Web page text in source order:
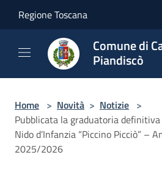
Regione Toscana
Comune di
Piandiscò
Home > Novità > Notizie >
Pubblicata la graduatoria definitiva
Nido d’Infanzia “Piccino Picciò” –
2025/2026